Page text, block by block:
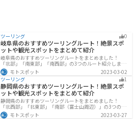
ツーリング 0
岐阜県のおすすめツーリングルート！絶景スポ
ットや観光スポットをまとめて紹介
岐阜県のおすすめツーリングルートをまとめました！
「北部」「南東部」「南西部」の3つのルート紹介しま
す。自然豊かな山が充実しており、山を生かした施設や
グルメ、絶景スポットなど、自然を満喫するツーリング
ができます。バイクで岐阜県にツーリングに行く際は参
考にしてください。
モトスポット
2023-03-02
ツーリング
1
静岡県のおすすめツーリングルート！絶景スポ
ットや観光スポットをまとめて紹介
静岡県のおすすめツーリングルートをまとめました！
「北西部」「北東部」「南部（富士山周辺）」の3つのル
ート紹介します。富士山を中心に自然豊かな景色や食事
モトスポット
2023-03-27